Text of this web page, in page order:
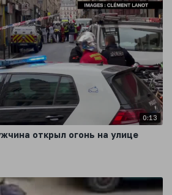
0:13
открыл огонь на улице